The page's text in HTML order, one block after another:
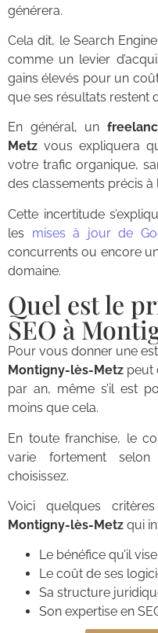
générera.
Cela dit, le Search
comme un levier
gains élevés pour un
que ses résultats restent
En général, un
Metz vous expliquera
votre trafic organique,
des classements précis à
Cette incertitude
les mises à jour de
concurrents ou encore
domaine.
Quel est le
SEO à
Pour vous donner une
Montigny-lès-Metz peut
par an, même s’il est
moins que cela.
En toute franchise, le
varie fortement
choisissez.
Voici quelques
Montigny-lès-Metz qui
Le bénéfice qu’il
Le coût de ses
Sa structure
Son expertise en